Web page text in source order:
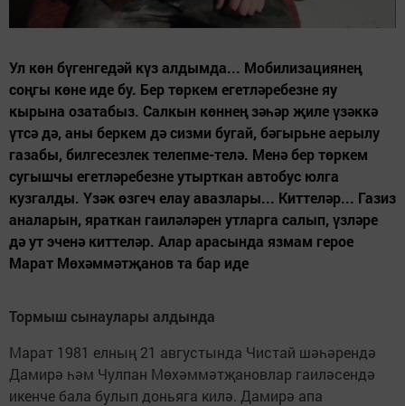
Ул көн бүгенгедәй күз алдымда... Мобилизациянең
соңгы көне иде бу. Бер төркем егетләребезне яу
кырына озатабыз. Салкын көннең зәһәр җиле үзәккә
үтсә дә, аны беркем дә сизми бугай, бәгырьне аерылу
газабы, билгесезлек телепме-телә. Менә бер төркем
сугышчы егетләребезне утырткан автобус юлга
кузгалды. Үзәк өзгеч елау авазлары... Киттеләр... Газиз
аналарын, яраткан гаиләләрен утларга салып, үзләре
дә ут эченә киттеләр. Алар арасында язмам герое
Марат Мөхәммәтҗанов та бар иде
Тормыш сынаулары алдында
Марат 1981 елның 21 августында Чистай шәһәрендә
Дамирә һәм Чулпан Мөхәммәтҗановлар гаиләсендә
икенче бала булып доньяга килә. Дамирә апа